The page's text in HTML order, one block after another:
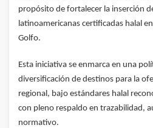
propósito de fortalecer la inserción
latinoamericanas certificadas halal
Golfo.
Esta iniciativa se enmarca en una
diversificación de destinos para la
regional, bajo estándares halal
con pleno respaldo en trazabilidad,
normativo.